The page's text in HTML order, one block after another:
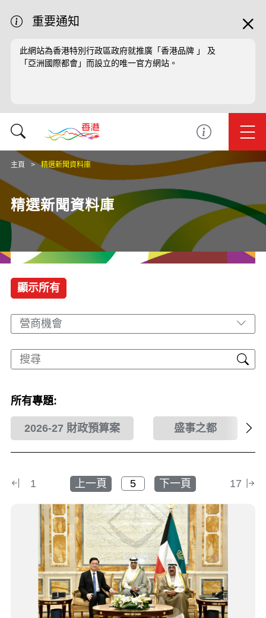
重要通知
此網站為香港特別行政區政府就推廣「香港品牌 」 及
「亞洲國際都會」而設立的唯一官方網站。
主頁 精選新聞資料庫
精選新聞資料庫
顯示所有
營商機會
所有專題:
2026-27 財政預算案 盛事之都
1 上一頁 下一頁 17